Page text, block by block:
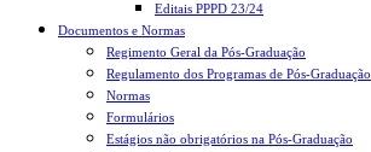
Editais PPPD 23/24
Documentos e Normas
Regimento Geral da Pós-Graduação
Regulamento dos Programas de Pós-Graduação
Normas
Formulários
Estágios não obrigatórios na Pós-Graduação